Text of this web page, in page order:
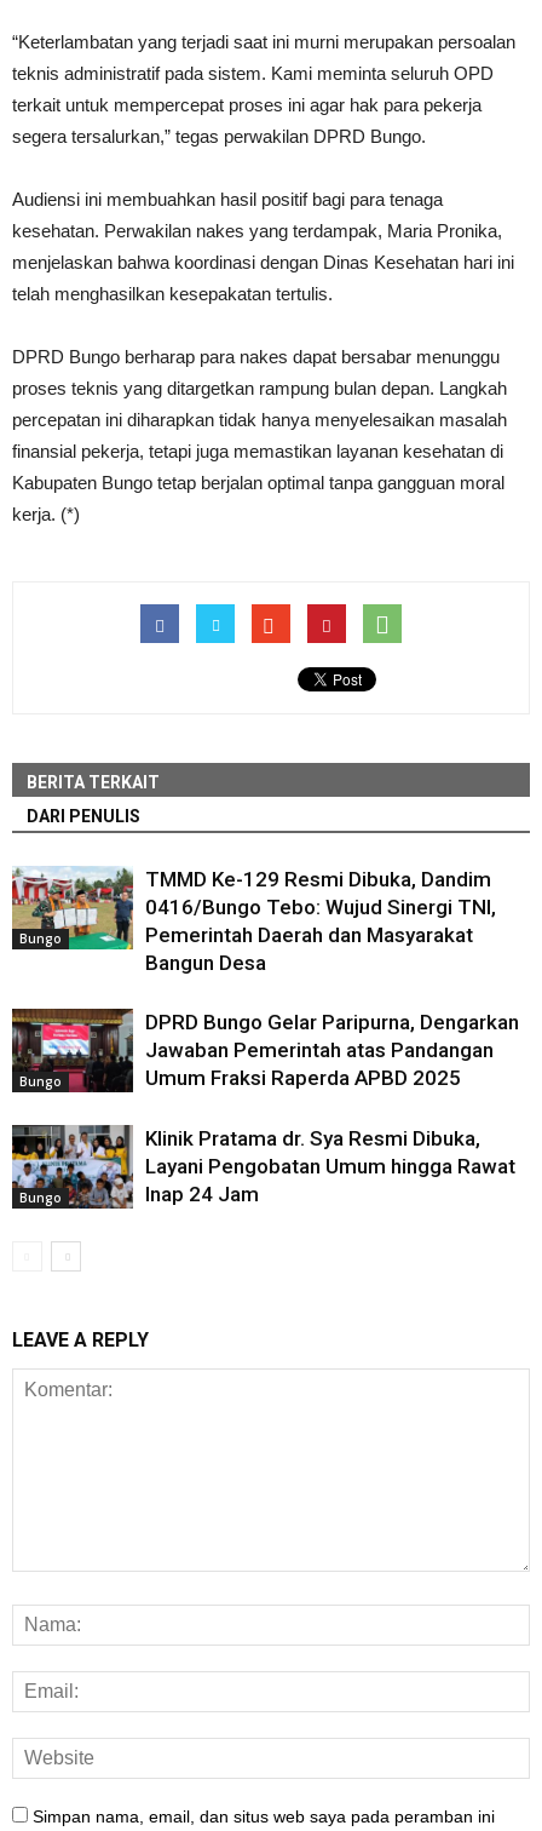
“Keterlambatan yang terjadi saat ini murni merupakan persoalan
teknis administratif pada sistem. Kami meminta seluruh OPD
terkait untuk mempercepat proses ini agar hak para pekerja
segera tersalurkan,” tegas perwakilan DPRD Bungo.
Audiensi ini membuahkan hasil positif bagi para tenaga
kesehatan. Perwakilan nakes yang terdampak, Maria Pronika,
menjelaskan bahwa koordinasi dengan Dinas Kesehatan hari ini
telah menghasilkan kesepakatan tertulis.
DPRD Bungo berharap para nakes dapat bersabar menunggu
proses teknis yang ditargetkan rampung bulan depan. Langkah
percepatan ini diharapkan tidak hanya menyelesaikan masalah
finansial pekerja, tetapi juga memastikan layanan kesehatan di
Kabupaten Bungo tetap berjalan optimal tanpa gangguan moral
kerja. (*)
BERITA TERKAIT
DARI PENULIS
Bungo
TMMD Ke-129 Resmi Dibuka, Dandim
0416/Bungo Tebo: Wujud Sinergi TNI,
Pemerintah Daerah dan Masyarakat
Bangun Desa
Bungo
DPRD Bungo Gelar Paripurna, Dengarkan
Jawaban Pemerintah atas Pandangan
Umum Fraksi Raperda APBD 2025
Bungo
Klinik Pratama dr. Sya Resmi Dibuka,
Layani Pengobatan Umum hingga Rawat
Inap 24 Jam
LEAVE A REPLY
Simpan nama, email, dan situs web saya pada peramban ini